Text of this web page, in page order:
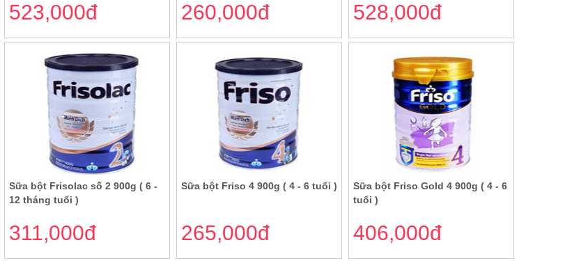
523,000đ 260,000đ 528,000đ
Sữa bột Frisolac số 2 900g ( 6 -
12 tháng tuổi )
311,000đ
Sữa bột Friso 4 900g ( 4 - 6 tuổi )
265,000đ
Sữa bột Friso Gold 4 900g ( 4 - 6
tuổi )
406,000đ